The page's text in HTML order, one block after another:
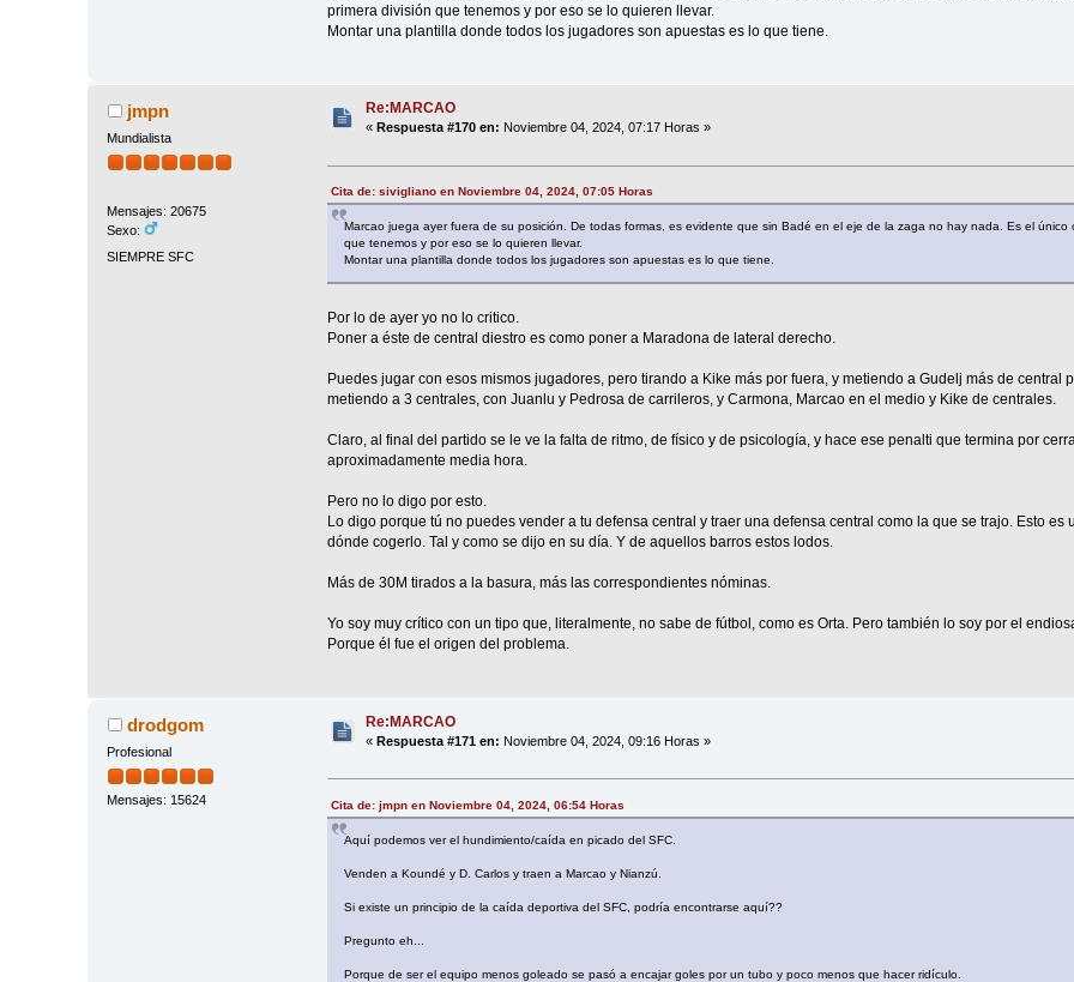
primera división que tenemos y por eso se lo quieren llevar.
Montar una plantilla donde todos los jugadores son apuestas es lo que tiene.
jmpn
Mundialista
Mensajes: 20675
Sexo:
SIEMPRE SFC
Re:MARCAO
«Respuesta #170 en: Noviembre 04, 2024, 07:17 Horas »
Cita de: sivigliano en Noviembre 04, 2024, 07:05 Horas
Marcao juega ayer fuera de su posición. De todas formas, es evidente que sin Badé en el eje de la zaga no hay nada. Es el único
que tenemos y por eso se lo quieren llevar.
Montar una plantilla donde todos los jugadores son apuestas es lo que tiene.
Por lo de ayer yo no lo critico.
Poner a éste de central diestro es como poner a Maradona de lateral derecho.
Puedes jugar con esos mismos jugadores, pero tirando a Kike más por fuera, y metiendo a Gudelj más de central
metiendo a 3 centrales, con Juanlu y Pedrosa de carrileros, y Carmona, Marcao en el medio y Kike de centrales.
Claro, al final del partido se le ve la falta de ritmo, de físico y de psicología, y hace ese penalti que termina por
aproximadamente media hora.
Pero no lo digo por esto.
Lo digo porque tú no puedes vender a tu defensa central y traer una defensa central como la que se trajo. Esto es
dónde cogerlo. Tal y como se dijo en su día. Y de aquellos barros estos lodos.
Más de 30M tirados a la basura, más las correspondientes nóminas.
Yo soy muy crítico con un tipo que, literalmente, no sabe de fútbol, como es Orta. Pero también lo soy por el
Porque él fue el origen del problema.
drodgom
Profesional
Mensajes: 15624
Re:MARCAO
«Respuesta #171 en: Noviembre 04, 2024, 09:16 Horas »
Cita de: jmpn en Noviembre 04, 2024, 06:54 Horas
Aquí podemos ver el hundimiento/caída en picado del SFC.
Venden a Koundé y D. Carlos y traen a Marcao y Nianzú.
Si existe un principio de la caída deportiva del SFC, podría encontrarse aquí??
Pregunto eh...
Porque de ser el equipo menos goleado se pasó a encajar goles por un tubo y poco menos que hacer ridículo.